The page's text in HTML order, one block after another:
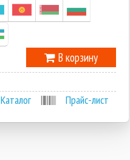
В корзину
Каталог
Прайс-лист